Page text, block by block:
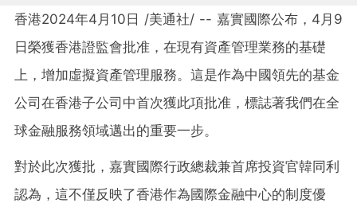
香港2024年4月10日 /美通社/ -- 嘉實國際公布，4月9
日榮獲香港證監會批准，在現有資產管理業務的基礎
上，增加虛擬資產管理服務。這是作為中國領先的基金
公司在香港子公司中首次獲此項批准，標誌著我們在全
球金融服務領域邁出的重要一步。
對於此次獲批，嘉實國際行政總裁兼首席投資官韓同利
認為，這不僅反映了香港作為國際金融中心的制度優